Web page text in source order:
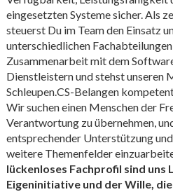
eingesetzten Systeme sicher. Als
steuerst Du im Team den Einsatz
unterschiedlichen
Zusammenarbeit mit dem
Dienstleistern und stehst unseren
Schleupen.CS-Belangen
Wir suchen einen Menschen der
Verantwortung zu übernehmen,
entsprechender Unterstützung
weitere Themenfelder
lückenloses Fachprofil sind
Eigeninitiative und der Wille,